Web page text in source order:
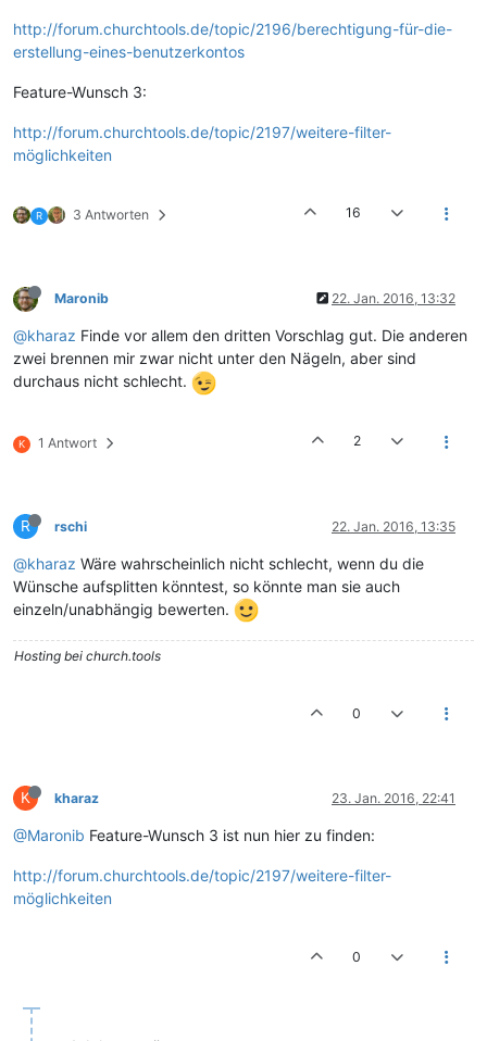
http://forum.churchtools.de/topic/2196/berechtigung-für-die-
erstellung-eines-benutzerkontos
Feature-Wunsch 3:
http://forum.churchtools.de/topic/2197/weitere-filter-
möglichkeiten
R 3 Antworten 16
Maronib 22. Jan. 2016, 13:32
@kharaz Finde vor allem den dritten Vorschlag gut. Die anderen
zwei brennen mir zwar nicht unter den Nägeln, aber sind
durchaus nicht schlecht.
K 1 Antwort 2
R rschi 22. Jan. 2016, 13:35
@kharaz Wäre wahrscheinlich nicht schlecht, wenn du die
Wünsche aufsplitten könntest, so könnte man sie auch
einzeln/unabhängig bewerten.
Hosting bei church.tools
0
K kharaz 23. Jan. 2016, 22:41
@Maronib Feature-Wunsch 3 ist nun hier zu finden:
http://forum.churchtools.de/topic/2197/weitere-filter-
möglichkeiten
0